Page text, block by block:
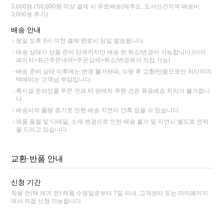
3,000원 / 50,000원 이상 결제 시 무료배송(제주도, 도서산간지역 배송비
3,000원 추가)
배송 안내
평일 오후 3시 이전 결제 완료시 당일 발송됩니다.
배송 상태가 상품 준비 단계까지만 배송 전 취소/변경이 가능합니다.(마이
페이지>최근주문내역>주문상세>취소/변경에서 직접 가능)
배송 준비 상태 이후에는 변경 불가하며, 수령 후 교환/반품으로만 처리되며
택배비는 고객님 부담입니다.
록시걸 온라인몰 주문 건과 타 판매처 주문 건은 묶음배송 처리가 불가합니
다.
배송사의 물량 증가로 인한 배송 지연이 간혹 있을 수 있습니다.
제품 품절 및 디테일, 소재 변경으로 인한 배송 불가 및 지연시 별도로 연락
을 드리고 있습니다.
교환·반품 안내
신청 기간
착용 전(택 제거 전) 제품 수령일로부터 7일 이내, 고객센터 또는 마이페이지
에서 직접 신청 가능합니다.